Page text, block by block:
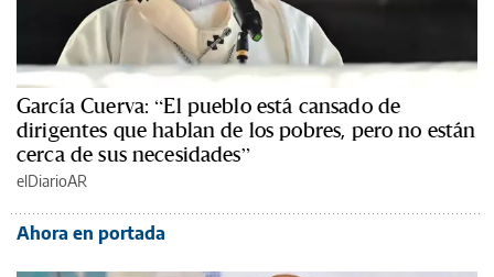
García Cuerva: “El pueblo está cansado de
dirigentes que hablan de los pobres, pero no están
cerca de sus necesidades”
elDiarioAR
Ahora en portada